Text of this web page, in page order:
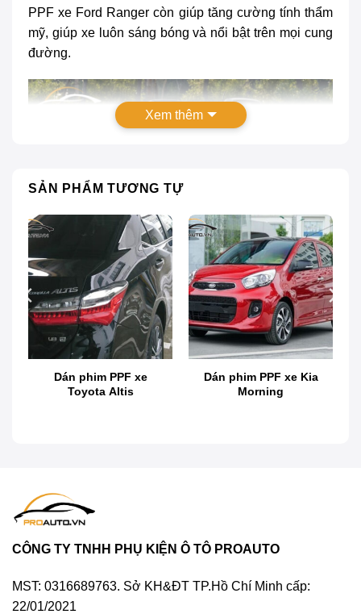
PPF xe Ford Ranger còn giúp tăng cường tính thẩm
mỹ, giúp xe luôn sáng bóng và nổi bật trên mọi cung
đường.
Dán phim PPF xe Ford Ranger: Bảng giá mới nhất
Dán PPF ô tô là gì?
Dán PPF (Paint Protection Film) ô tô là quá trình dán
một lớp phim bảo vệ lên bề mặt sơn của xe nhằm
phục hồi khi bị trầy xước nhẹ.
lâu dài, đồng thời bảo vệ lớp sơn khỏi các vết ố hoặc
Xem thêm
SẢN PHẨM TƯƠNG TỰ
Dán phim PPF xe
Toyota Altis
Dán phim PPF xe Kia
Morning
CÔNG TY TNHH PHỤ KIỆN Ô TÔ PROAUTO
MST: 0316689763. Sở KH&ĐT TP.Hồ Chí Minh cấp:
22/01/2021